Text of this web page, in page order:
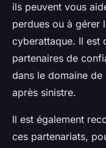
ils peuvent vous
perdues ou à gérer
cyberattaque. Il est
partenaires de
dans le domaine
après sinistre.
Il est également
ces partenariats,